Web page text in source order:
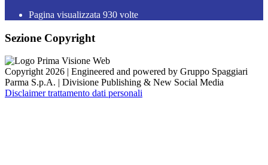
Pagina visualizzata 930 volte
Sezione Copyright
Copyright 2026 | Engineered and powered by Gruppo Spaggiari
Parma S.p.A. | Divisione Publishing & New Social Media
Disclaimer trattamento dati personali